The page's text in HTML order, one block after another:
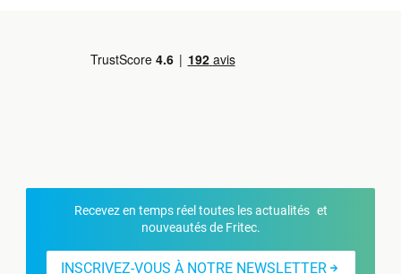
Recevez en temps réel toutes les actualités et
nouveautés de Fritec.
INSCRIVEZ-VOUS À NOTRE NEWSLETTER